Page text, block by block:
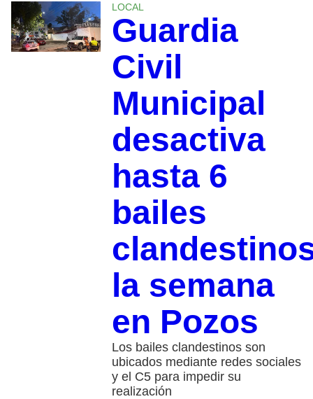
LOCAL
Guardia
Civil
Municipal
desactiva
hasta 6
bailes
la semana
en Pozos
Los bailes clandestinos son
ubicados mediante redes sociales
y el C5 para impedir su
realización